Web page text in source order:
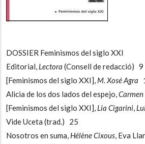
DOSSIER Feminismos del siglo XXI
Editorial, Lectora (Consell de redacció) 9
[Feminismos del siglo XXI], M. Xosé Agra
Alicia de los dos lados del espejo,
[Feminismos del siglo XXI], Lia Cigarini,
Vide Uceta (trad.) 25
Nosotros en suma, Hélène Cixous, Eva